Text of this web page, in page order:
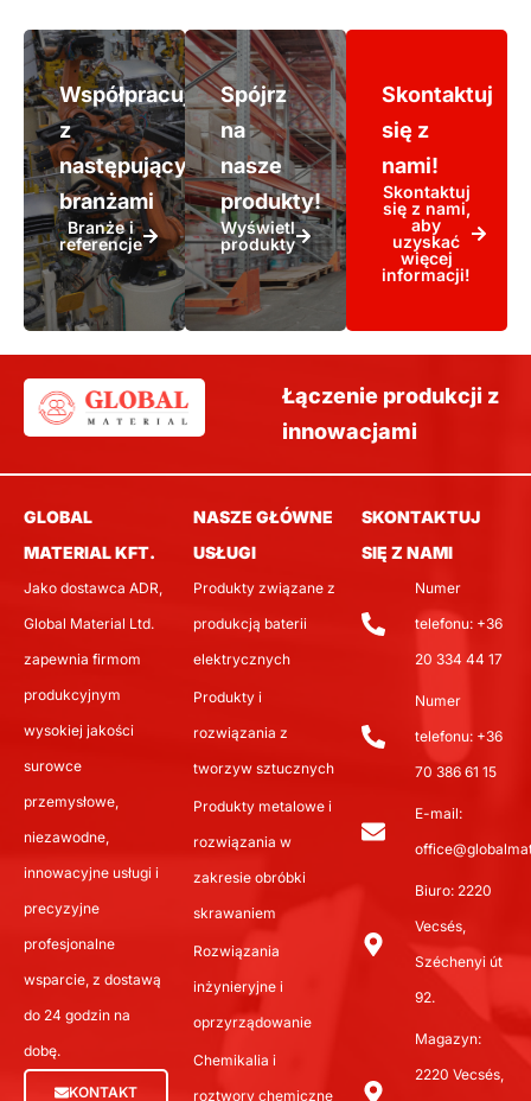
Współpracujemy
z
następującymi
branżami
Branże i
referencje
Spójrz
na
nasze
produkty!
Wyświetl
produkty
Skontaktuj
się z
nami!
Skontaktuj
się z nami,
aby
uzyskać
więcej
informacji!
Łączenie produkcji z
innowacjami
GLOBAL
MATERIAL KFT.
Jako dostawca ADR,
Global Material Ltd.
zapewnia firmom
produkcyjnym
wysokiej jakości
surowce
przemysłowe,
niezawodne,
innowacyjne usługi i
precyzyjne
profesjonalne
wsparcie, z dostawą
do 24 godzin na
dobę.
KONTAKT
NASZE GŁÓWNE
USŁUGI
Produkty związane z
produkcją baterii
elektrycznych
Produkty i
rozwiązania z
tworzyw sztucznych
Produkty metalowe i
rozwiązania w
zakresie obróbki
skrawaniem
Rozwiązania
inżynieryjne i
oprzyrządowanie
Chemikalia i
roztwory chemiczne
SKONTAKTUJ
SIĘ Z NAMI
Numer
telefonu: +36
20 334 44 17
Numer
telefonu: +36
70 386 61 15
E-mail:
Biuro: 2220
Vecsés,
Széchenyi út
92.
Magazyn:
2220 Vecsés,